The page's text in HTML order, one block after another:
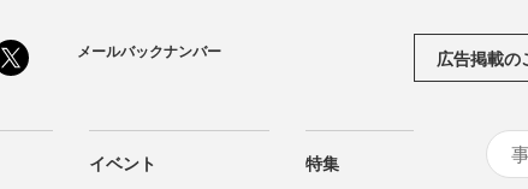
メールバックナンバー 広告掲載の
イベント 特集